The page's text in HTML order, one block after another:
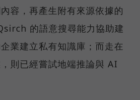
容，再產生附有來源依據的
的語意搜尋能力協助建
業建立私有知識庫；而走在
則已經嘗試地端推論與 AI